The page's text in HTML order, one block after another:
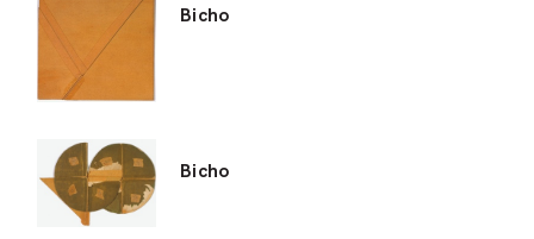
Bicho
Bicho